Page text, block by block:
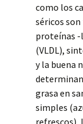
como los
séricos
proteínas -
(VLDL),
y la buena
grasa en
simples